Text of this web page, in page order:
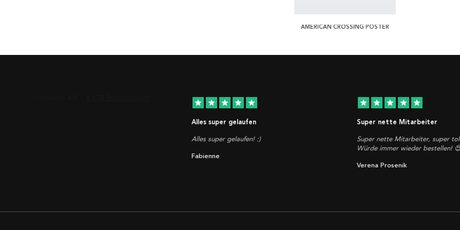
AMERICAN CROSSING POSTER
star star star star star
Alles super gelaufen
Alles super gelaufen! :)
Fabienne
star star star star star
Super nette Mitarbeiter
Super nette Mitarbeiter, super
Würde immer wieder bestellen!
Verena Prosenik